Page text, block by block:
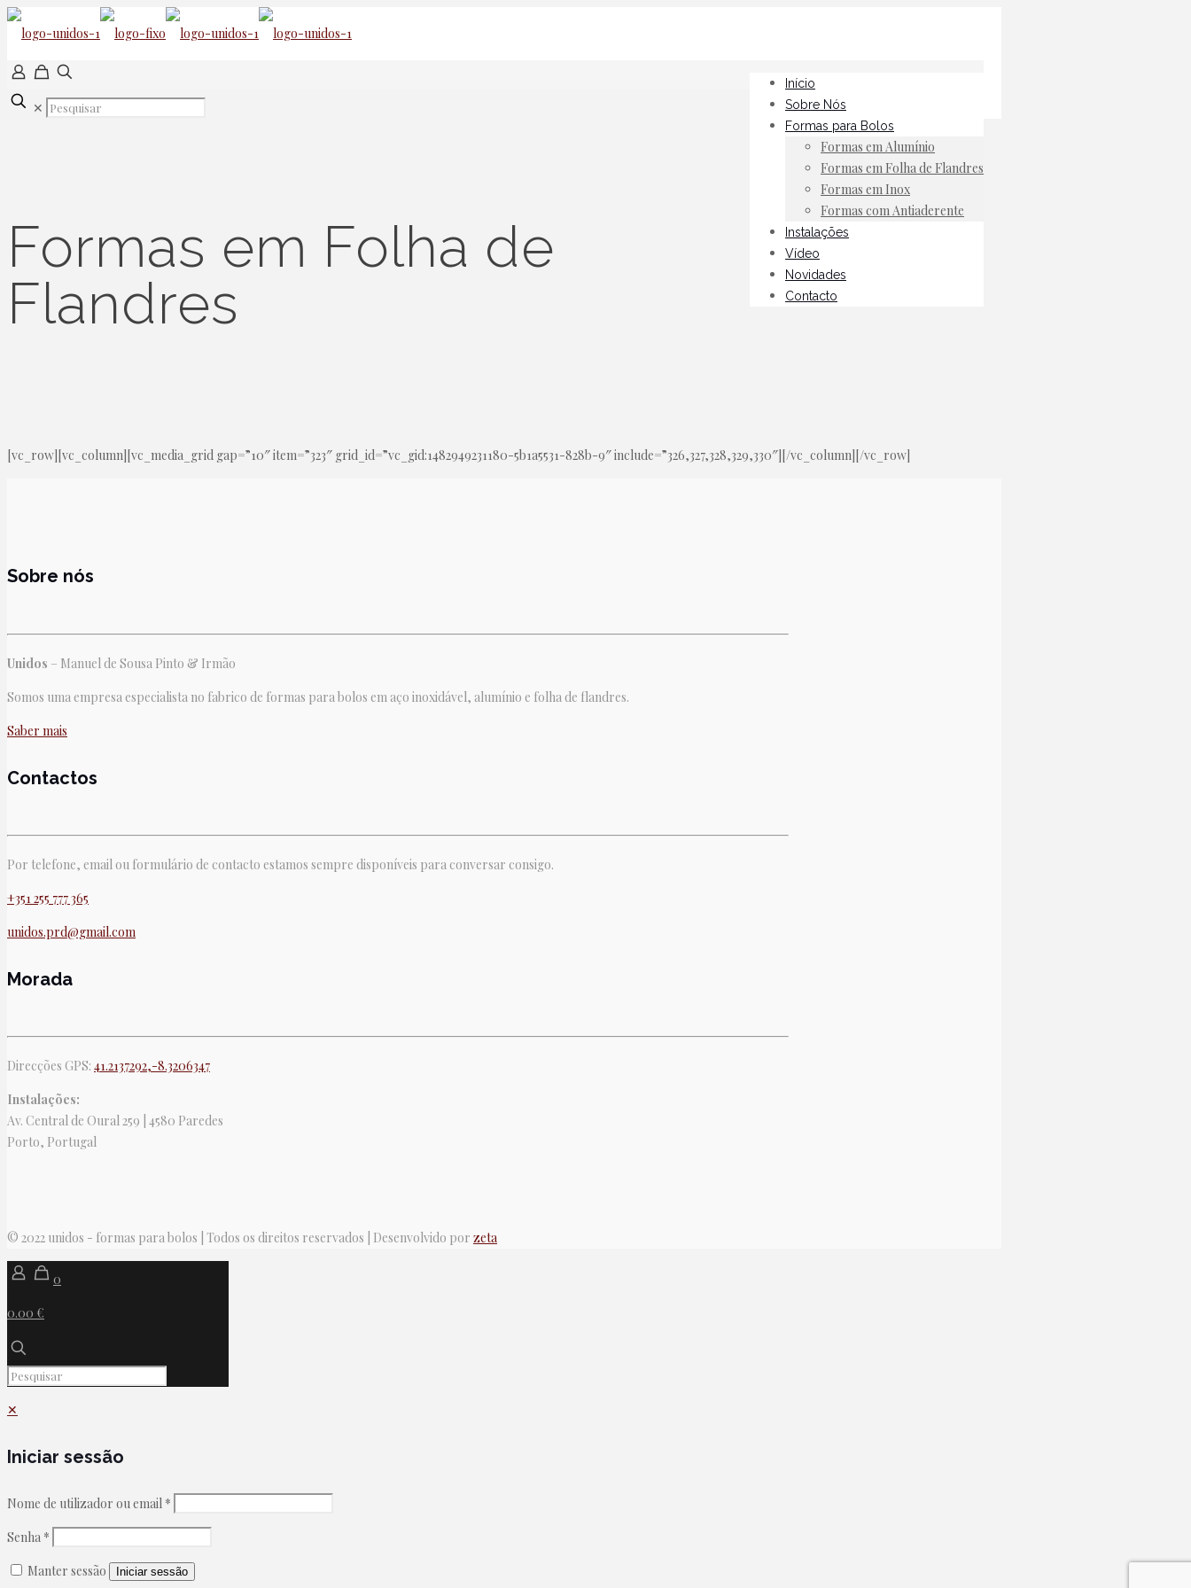
Início
Sobre Nós
Formas para Bolos
Formas em Alumínio
Formas em Folha de Flandres
Formas em Inox
Formas com Antiaderente
Instalações
Vídeo
Novidades
Contacto
✕
Formas em Folha de
Flandres
[vc_row][vc_column][vc_media_grid gap=”10″ item=”323″ grid_id=”vc_gid:1482949231180-5b1a5531-828b-9″ include=”326,327,328,329,330″][/vc_column][/vc_row]
Sobre nós
Unidos – Manuel de Sousa Pinto & Irmão
Somos uma empresa especialista no fabrico de formas para bolos em aço inoxidável, alumínio e folha de flandres.
Saber mais
Contactos
Por telefone, email ou formulário de contacto estamos sempre disponíveis para conversar consigo.
+351 255 777 365
unidos.prd@gmail.com
Morada
Direcções GPS: 41.2137292,-8.3206347
Instalações:
Av. Central de Oural 259 | 4580 Paredes
Porto, Portugal
© 2022 unidos - formas para bolos | Todos os direitos reservados | Desenvolvido por zeta
0
0.00 €
✕
Iniciar sessão
Nome de utilizador ou email *
Senha *
Manter sessão
Iniciar sessão